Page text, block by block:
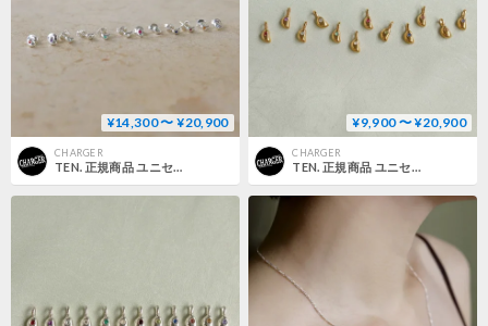
¥14,300 〜 ¥20,900
CHARGER
TEN. 正規商品 ユニセックス アクセサリー テン スイムピアス シルバー【即日発送】
¥9,900 〜 ¥20,900
CHARGER
TEN. 正規商品 ユニセックス アクセサリー テン スイムチャーム ゴールド【即日発送】